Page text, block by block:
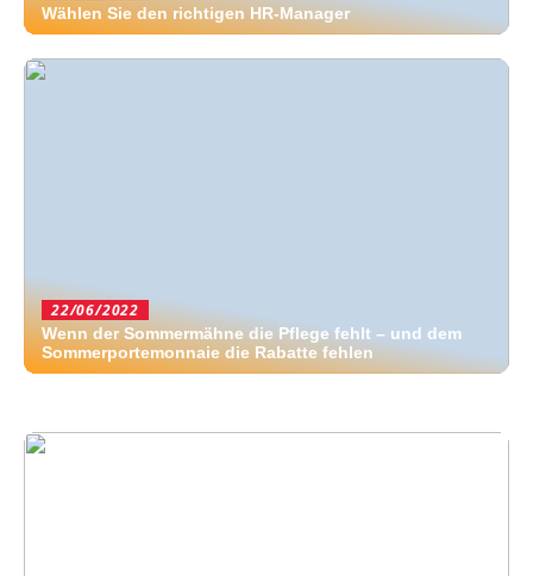
Wählen Sie den richtigen HR-Manager
22/06/2022
Wenn der Sommermähne die Pflege fehlt – und dem
Sommerportemonnaie die Rabatte fehlen